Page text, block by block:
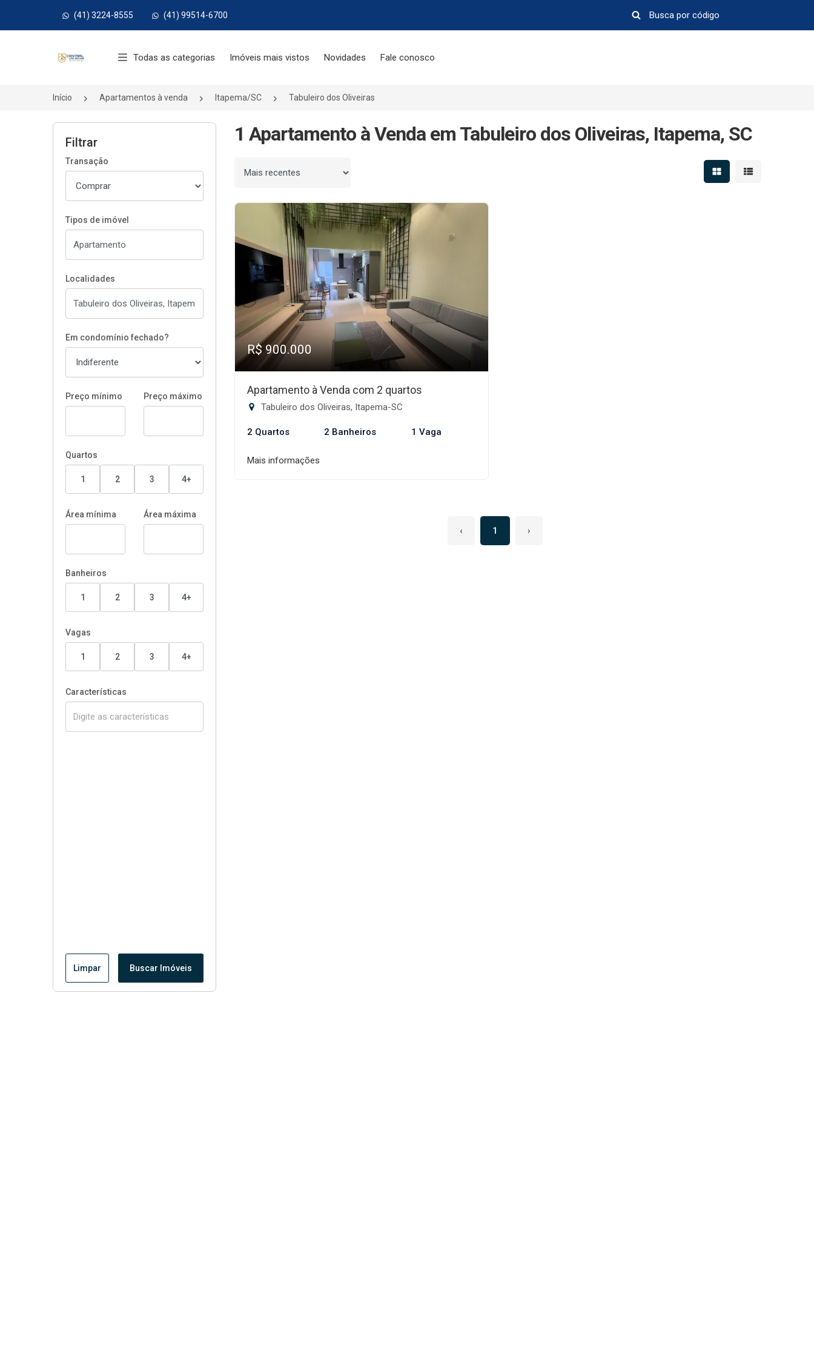
(41) 3224-8555 (41) 99514-6700
Todas as categorias Imóveis mais vistos Novidades Fale conosco
Início Apartamentos à venda Itapema/SC Tabuleiro dos Oliveiras
Filtrar
Transação
Tipos de imóvel
Localidades
Em condomínio fechado?
Preço mínimo Preço máximo
Quartos
1 2 3 4+
Área mínima Área máxima
Banheiros
1 2 3 4+
Vagas
1 2 3 4+
Características
Limpar Buscar Imóveis
1 Apartamento à Venda em Tabuleiro dos Oliveiras, Itapema, SC
Ordenar por Mostrar resultados em
Mostrar
R$ 900.000
Apartamento à Venda com 2 quartos
Tabuleiro dos Oliveiras, Itapema-SC
2 Quartos 2 Banheiros 1 Vaga
Mais informações
‹ 1 ›